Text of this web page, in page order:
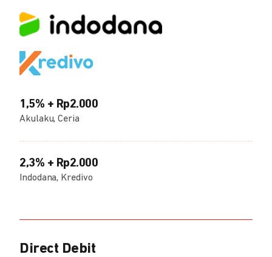
1,5% + Rp2.000
Akulaku, Ceria
2,3% + Rp2.000
Indodana, Kredivo
Direct Debit